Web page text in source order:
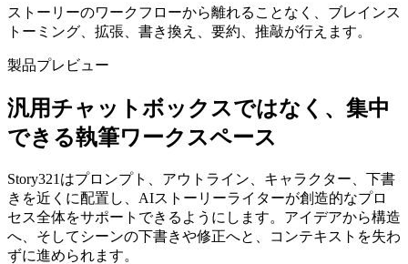
ストーリーのワークフローから離れることなく、ブレインス
トーミング、拡張、書き換え、要約、推敲が行えます。
製品プレビュー
汎用チャットボックスではなく、集中
できる執筆ワークスペース
Story321はプロンプト、アウトライン、キャラクター、下書
きを近くに配置し、AIストーリーライターが創造的なプロ
セス全体をサポートできるようにします。アイデアから構造
へ、そしてシーンの下書きや修正へと、コンテキストを失わ
ずに進められます。